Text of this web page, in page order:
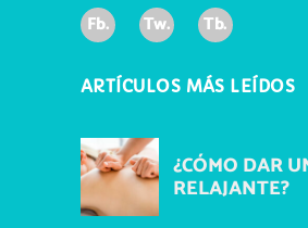
Fb. Tw. Tb.
ARTÍCULOS MÁS LEÍDOS
¿CÓMO DAR
RELAJANTE?